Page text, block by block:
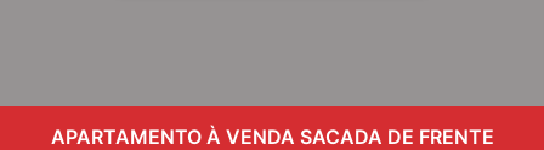
APARTAMENTO À VENDA SACADA DE FRENTE